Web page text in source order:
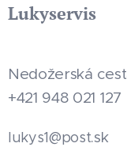
Lukyservis
Nedožerská
+421 948 021 127
lukys1@post.sk